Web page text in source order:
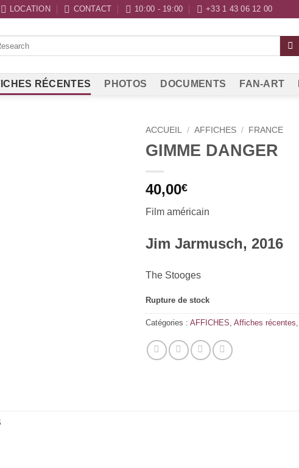
LOCATION CONTACT 10:00 - 19:00 +33 1 43 06 12 00
RÉCENTES PHOTOS DOCUMENTS FAN-ART
ACCUEIL / AFFICHES / FRANCE
GIMME DANGER
40,00€
Film américain
Jim Jarmusch, 2016
The Stooges
Rupture de stock
Catégories : AFFICHES Affiches récentes